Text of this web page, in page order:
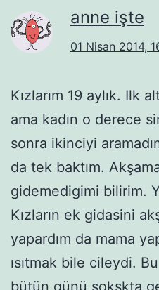
anne işte
01 Nisan 2014,
Kızlarım 19 aylık. Ilk
ama kadın o derece
sonra ikinciyi
da tek baktım.
gidemedigimi bilirim.
Kızların ek gidasini
yapardım da mama
ısıtmak bile cileydi.
bütün günü sokskta